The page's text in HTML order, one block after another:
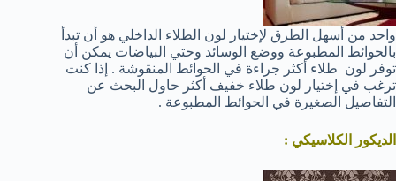
واحد من أسهل الطرق لإختيار لون الطلاء الداخلي هو أن تبدأ
بالحوائط المطبوعة ووضع الوسائد وحتي البياضات يمكن أن
توفر لون طلاء أكثر جراءة في الحوائط المنقوشة . إذا كنت
ترغب في إختيار لون طلاء خفيف أكثر حاول البحث عن
التفاصيل الصغيرة في الحوائط المطبوعة .
الديكور الكلاسيكي :